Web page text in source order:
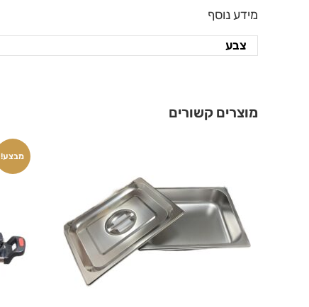
מידע נוסף
צבע
מוצרים קשורים
מבצע!